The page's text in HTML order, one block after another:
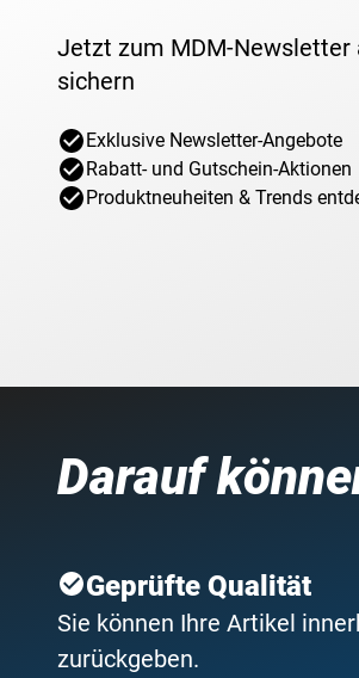
Jetzt zum MDM-Newsletter
sichern
Exklusive Newsletter-Angebote
Rabatt- und Gutschein-Aktionen
Produktneuheiten & Trends
Darauf
Geprüfte Qualität
Sie können Ihre Artikel
zurückgeben.